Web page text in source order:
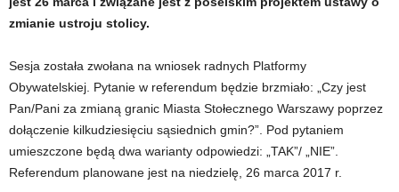
zmianie ustroju stolicy.
Sesja została zwołana na wniosek radnych Platformy
Obywatelskiej. Pytanie w referendum będzie brzmiało: „Czy jest
Pan/Pani za zmianą granic Miasta Stołecznego Warszawy poprzez
dołączenie kilkudziesięciu sąsiednich gmin?”. Pod pytaniem
umieszczone będą dwa warianty odpowiedzi: „TAK”/ „NIE”.
Referendum planowane jest na niedzielę, 26 marca 2017 r.